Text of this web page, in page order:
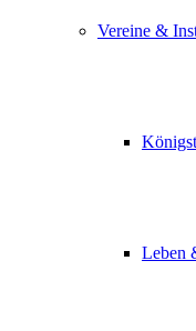
Vereine &
Leben